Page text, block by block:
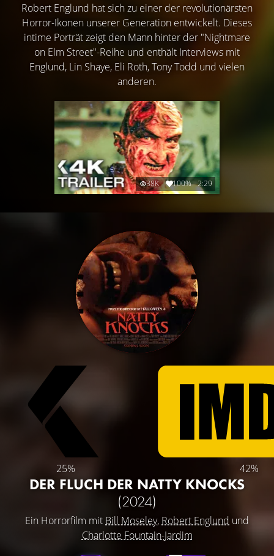
Robert Englund hat sich zu einer der revolutionärsten
Horror-Ikonen unserer Generation entwickelt. Dieses
intime Porträt zeigt den Mann hinter der "Nightmare
on Elm Street"-Reihe und enthält Interviews mit
Englund, Lin Shaye, Eli Roth, Tony Todd und vielen
anderen.
38K 100% 2:29
25% 42%
DER FLUCH DER NATTY KNOCKS
(2024)
Ein Horrorfilm mit Bill Moseley, Robert Englund und
Charlotte Fountain-Jardim